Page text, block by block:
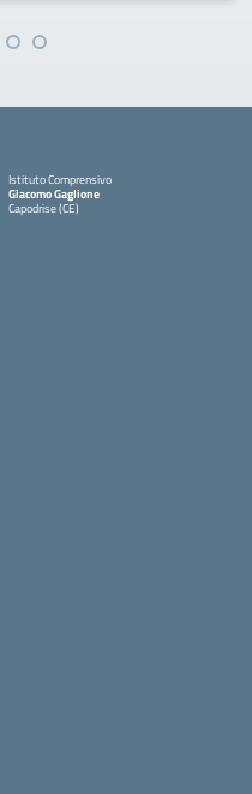
Istituto Comprensivo
Giacomo Gaglione
Capodrise (CE)
— Visita la pagina iniziale della scuola